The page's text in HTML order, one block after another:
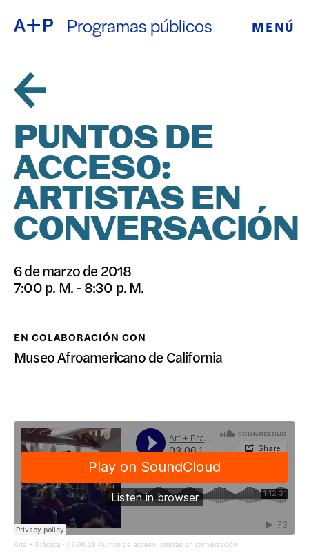
Programas públicos MENÚ
EDUCACIÓN
JUVENTUD
DE CRIANZA
PROGRAMAS
PÚBLICOS
ARCHIVO
DONAR
ESPAÑOL
普通话
日本語
PUNTOS DE
ACCESO:
ARTISTAS EN
CONVERSACIÓN
6 de marzo de 2018
7:00 p. M. - 8:30 p. M.
EN COLABORACIÓN CON
Museo Afroamericano de California
Arte + Práctica · 03.06.18 Puntos de acceso: artistas en conversación